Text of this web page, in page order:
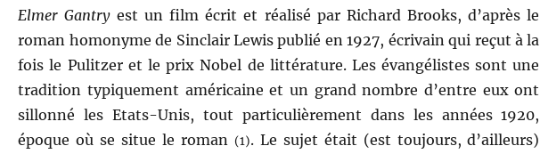
Elmer Gantryest un film écrit et réalisé par Richard Brooks, d’après le
roman homonyme de Sinclair Lewis publié en 1927, écrivain qui reçut à la
fois le Pulitzer et le prix Nobel de littérature. Les évangélistes sont une
tradition typiquement américaine et un grand nombre d’entre eux ont
sillonné les Etats-Unis, tout particulièrement dans les années 1920,
époque où se situe le roman (1). Le sujet était (est toujours, d’ailleurs)